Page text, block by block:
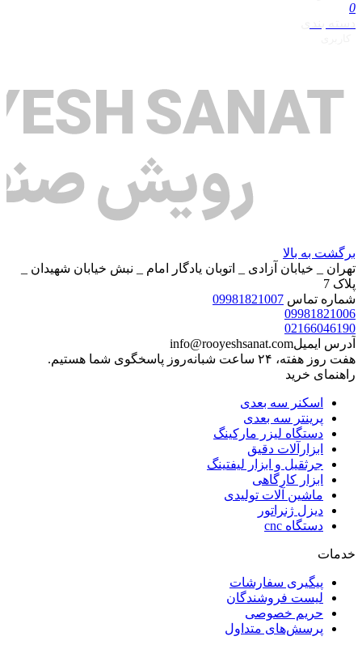
0
برگشت به بالا
تهران _ خیابان آزادی _ اتوبان یادگار امام _ نبش خیابان شهیدان _
پلاک 7
شماره تماس 09981821007
09981821006
02166046190
آدرس ایمیلinfo@rooyeshsanat.com
هفت روز هفته، ۲۴ ساعت شبانه‌روز پاسخگوی شما هستیم.
راهنمای خرید
اسکنر سه بعدی
پرینتر سه بعدی
دستگاه لیزر مارکینگ
ابزارآلات دقیق
جرثقیل و ابزار لیفتینگ
ابزار کارگاهی
ماشین آلات تولیدی
دیزل ژنراتور
دستگاه cnc
خدمات
پیگیری سفارشات
لیست فروشندگان
حریم خصوصی
پرسش‌های متداول